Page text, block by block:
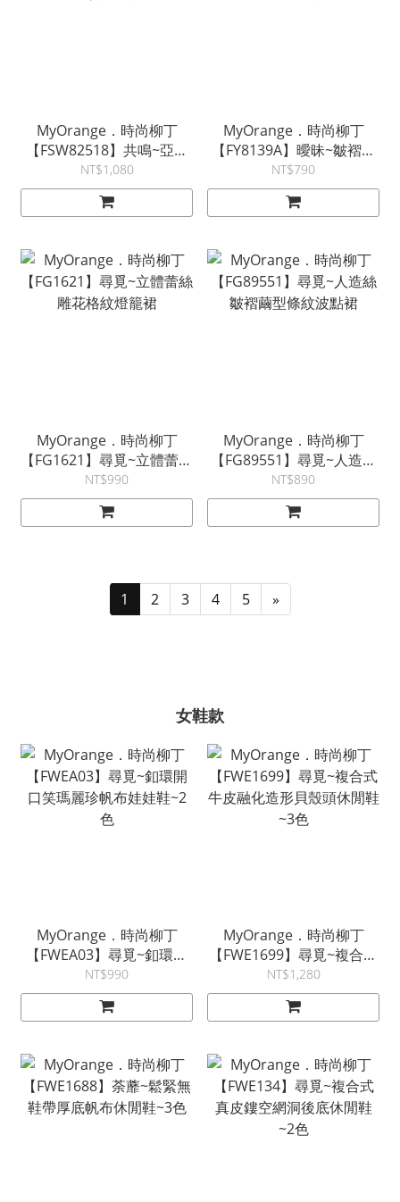
MyOrange．時尚柳丁
【FSW82518】共鳴~亞麻
混紡條紋綁帶裙~2色
NT$1,080
MyOrange．時尚柳丁
【FY8139A】曖昧~皺褶流
蘇碎花長裙
NT$790
MyOrange．時尚柳丁
【FG1621】尋覓~立體蕾絲
雕花格紋燈籠裙
NT$990
MyOrange．時尚柳丁
【FG89551】尋覓~人造絲
皺褶繭型條紋波點裙
NT$890
1 2 3 4 5 »
女鞋款
MyOrange．時尚柳丁
【FWEA03】尋覓~釦環開
口笑瑪麗珍帆布娃娃鞋~2
色
NT$990
MyOrange．時尚柳丁
【FWE1699】尋覓~複合式
牛皮融化造形貝殼頭休閒鞋
~3色
NT$1,280